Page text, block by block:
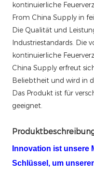
kontinuierliche
From China Supply in
Die Qualität und
Industriestandards. Die
kontinuierliche
China Supply erfreut
Beliebtheit und wird in
Das Produkt ist für
geeignet.
Innovation ist unsere
Schlüssel, um